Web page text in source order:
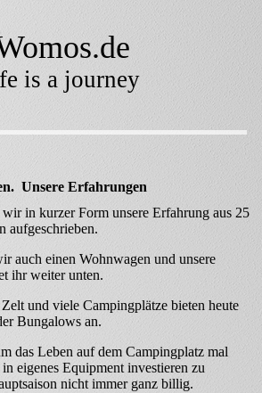
is a journey
Unsere Erfahrungen
in kurzer Form unsere Erfahrung aus 25
aufgeschrieben.
auch einen Wohnwagen und unsere
ihr weiter unten.
und viele Campingplätze bieten heute
Bungalows an.
das Leben auf dem Campingplatz mal
eigenes Equipment investieren zu
nicht immer ganz billig.